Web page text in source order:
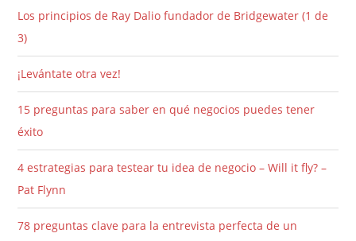
Los principios de Ray Dalio fundador de Bridgewater (1 de
3)
¡Levántate otra vez!
15 preguntas para saber en qué negocios puedes tener
éxito
4 estrategias para testear tu idea de negocio – Will it fly? –
Pat Flynn
78 preguntas clave para la entrevista perfecta de un